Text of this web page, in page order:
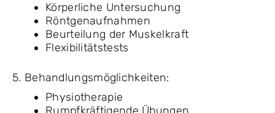
Körperliche Untersuchung
Röntgenaufnahmen
Beurteilung der Muskelkraft
Flexibilitätstests
5. Behandlungsmöglichkeiten:
Physiotherapie